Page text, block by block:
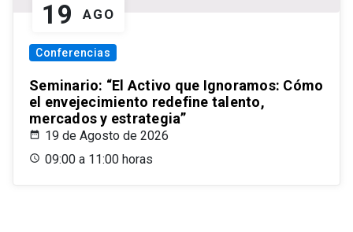
19 AGO
Conferencias
Seminario: “El Activo que Ignoramos: Cómo
el envejecimiento redefine talento,
mercados y estrategia”
19 de Agosto de 2026
09:00 a 11:00 horas